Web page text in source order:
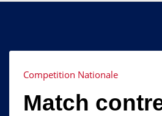
Competition Nationale
Match